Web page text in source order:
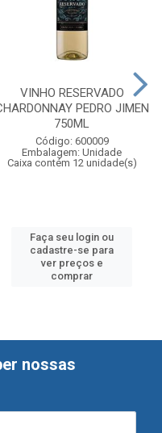
VINHO RESERVADO
PEDRO JIMEN
750ML
Código: 600009
Embalagem: Unidade
Caixa contém 12 unidade(s)
Faça seu login ou
cadastre-se para
ver preços e
comprar
nossas